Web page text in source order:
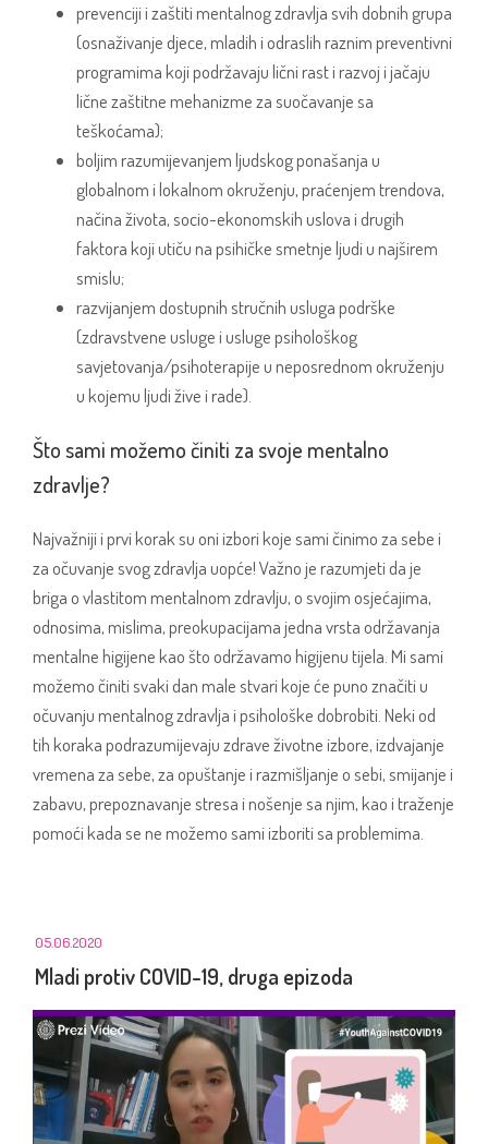
prevenciji i zaštiti mentalnog zdravlja svih dobnih grupa
(osnaživanje djece, mladih i odraslih raznim preventivni
programima koji podržavaju lični rast i razvoj i jačaju
lične zaštitne mehanizme za suočavanje sa
teškoćama);
boljim razumijevanjem ljudskog ponašanja u
globalnom i lokalnom okruženju, praćenjem trendova,
načina života, socio-ekonomskih uslova i drugih
faktora koji utiču na psihičke smetnje ljudi u najširem
smislu;
razvijanjem dostupnih stručnih usluga podrške
(zdravstvene usluge i usluge psihološkog
savjetovanja/psihoterapije u neposrednom okruženju
u kojemu ljudi žive i rade).
Što sami možemo činiti za svoje mentalno
zdravlje?
Najvažniji i prvi korak su oni izbori koje sami činimo za sebe i
za očuvanje svog zdravlja uopće! Važno je razumjeti da je
briga o vlastitom mentalnom zdravlju, o svojim osjećajima,
odnosima, mislima, preokupacijama jedna vrsta održavanja
mentalne higijene kao što održavamo higijenu tijela. Mi sami
možemo činiti svaki dan male stvari koje će puno značiti u
očuvanju mentalnog zdravlja i psihološke dobrobiti. Neki od
tih koraka podrazumijevaju zdrave životne izbore, izdvajanje
vremena za sebe, za opuštanje i razmišljanje o sebi, smijanje i
zabavu, prepoznavanje stresa i nošenje sa njim, kao i traženje
pomoći kada se ne možemo sami izboriti sa problemima.
05.06.2020
Mladi protiv COVID-19, druga epizoda